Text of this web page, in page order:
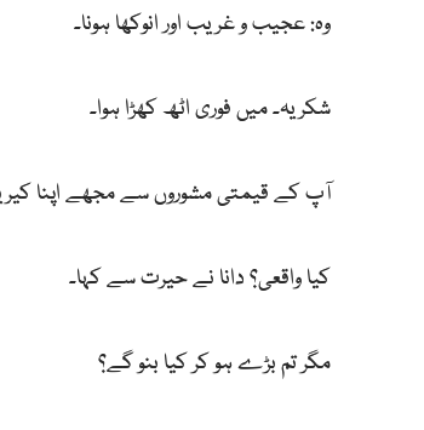
وہ: عجیب و غریب اور انوکھا ہونا۔
شکریہ۔ میں فوری اٹھ کھڑا ہوا۔
آپ کے قیمتی مشوروں سے مجھے اپنا
کیا واقعی؟ دانا نے حیرت سے کہا۔
مگر تم بڑے ہو کر کیا بنو گے؟